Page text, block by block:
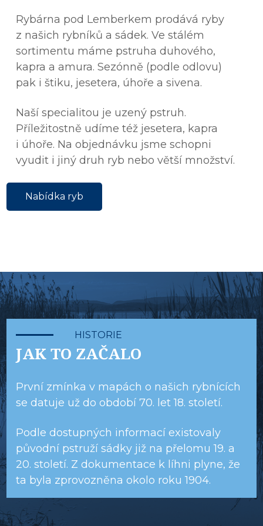
Rybárna pod Lemberkem prodává ryby
z našich rybníků a sádek. Ve stálém
sortimentu máme pstruha duhového,
kapra a amura. Sezónně (podle odlovu)
pak i štiku, jesetera, úhoře a sivena.
Naší specialitou je uzený pstruh.
Příležitostně udíme též jesetera, kapra
i úhoře. Na objednávku jsme schopni
vyudit i jiný druh ryb nebo větší množství.
Nabídka ryb
HISTORIE
JAK TO ZAČALO
První zmínka v mapách o našich rybnících
se datuje už do období 70. let 18. století.
Podle dostupných informací existovaly
původní pstruží sádky již na přelomu 19. a
20. století. Z dokumentace k líhni plyne, že
ta byla zprovozněna okolo roku 1904.